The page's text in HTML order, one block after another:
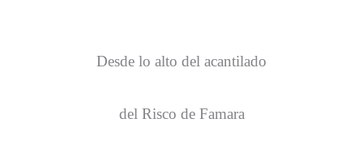
Desde lo alto del acantilado
del Risco de Famara